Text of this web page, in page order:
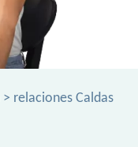
> relaciones Caldas